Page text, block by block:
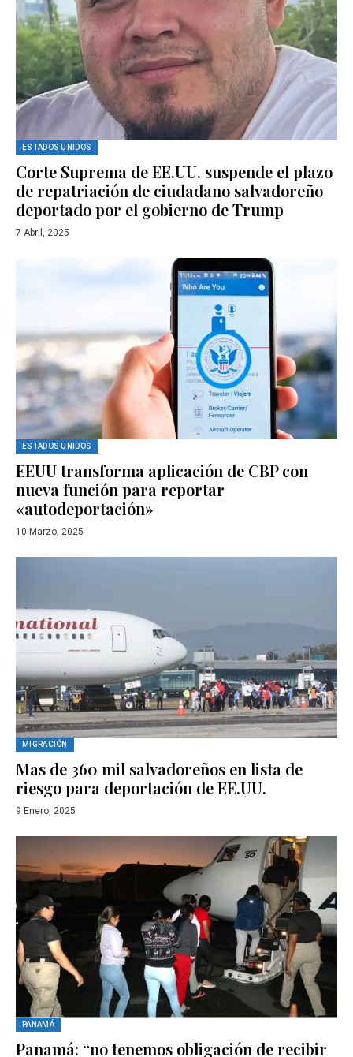
ESTADOS UNIDOS
Corte Suprema de EE.UU. suspende el plazo
de repatriación de ciudadano salvadoreño
deportado por el gobierno de Trump
7 Abril, 2025
ESTADOS UNIDOS
EEUU transforma aplicación de CBP con
nueva función para reportar
«autodeportación»
10 Marzo, 2025
MIGRACIÓN
Mas de 360 mil salvadoreños en lista de
riesgo para deportación de EE.UU.
9 Enero, 2025
PANAMÁ
Panamá: “no tenemos obligación de recibir